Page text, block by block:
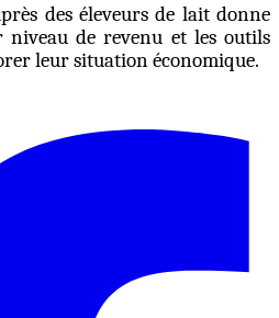
des éleveurs de lait donne
de revenu et les outils
leur situation économique.